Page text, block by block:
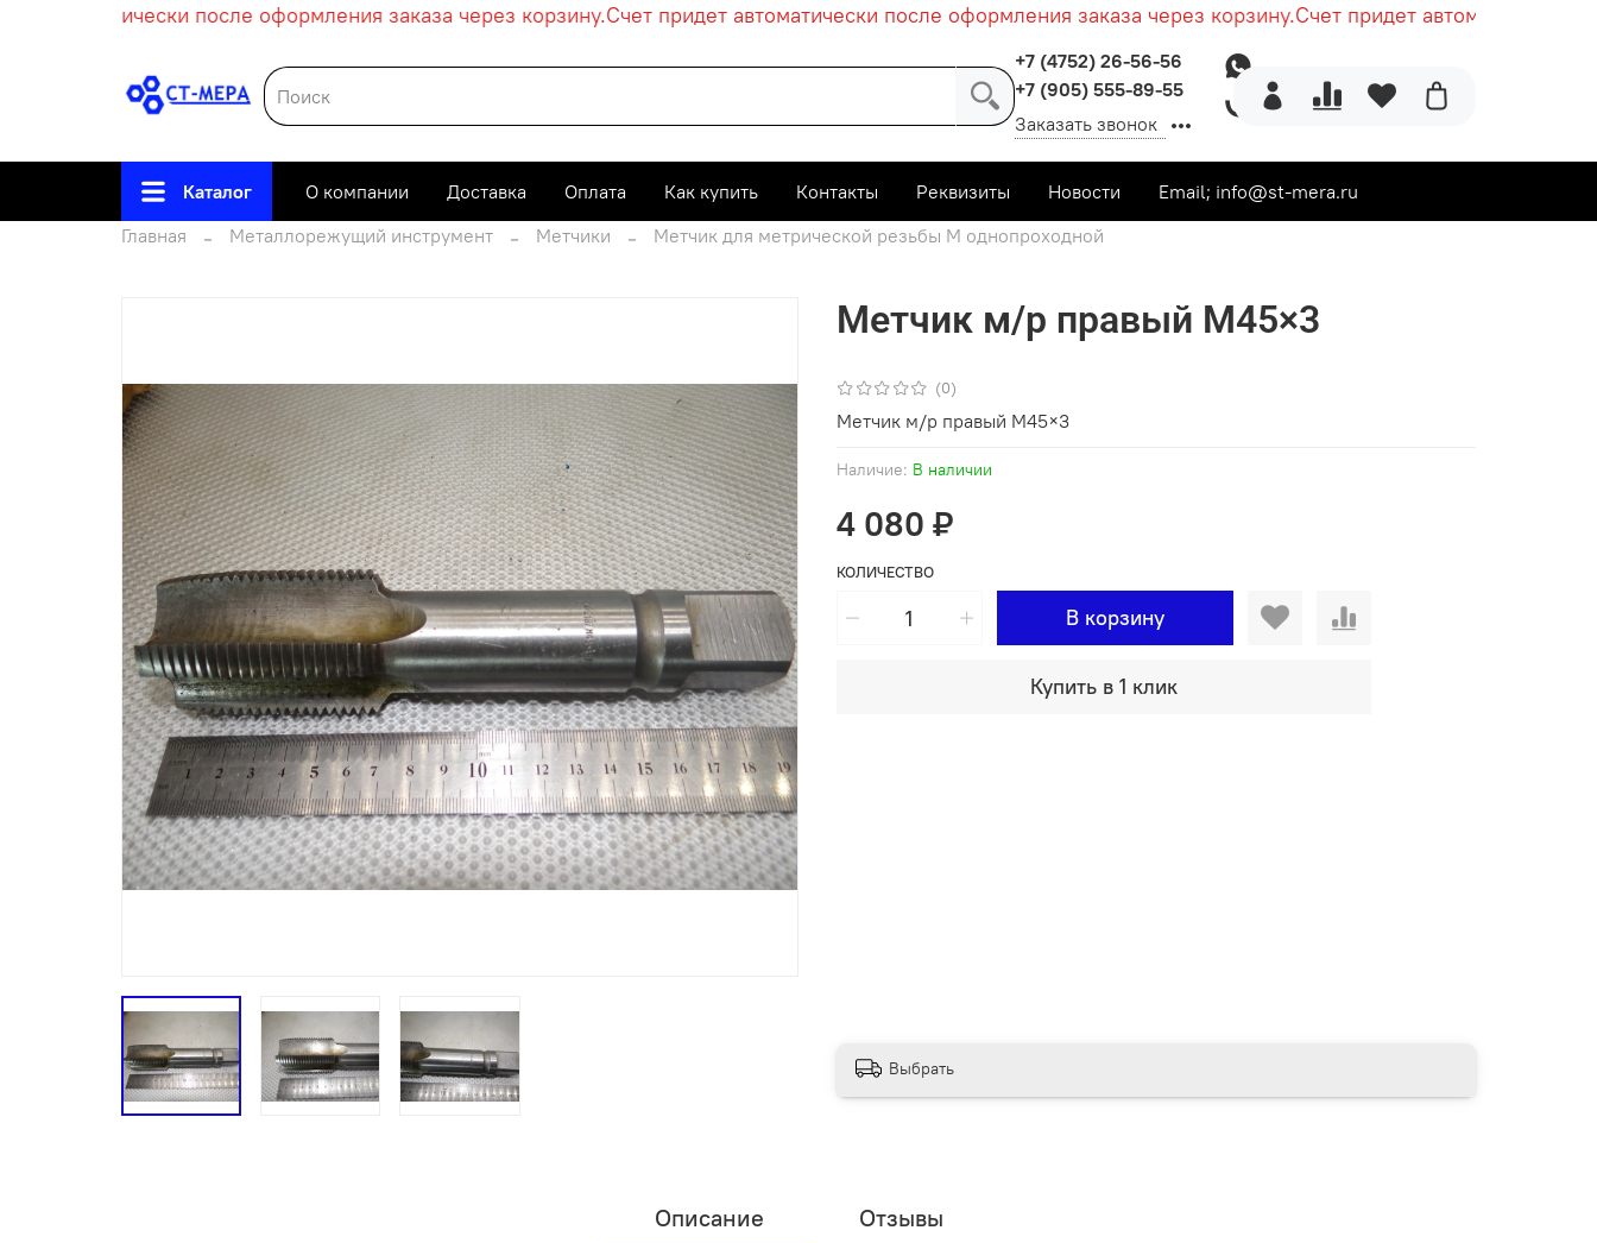
автоматически после оформления заказа через корзину.Счет придет автоматически после оформления заказа через корзину.Счет придет автоматически
+7 (4752) 26-56-56
+7 (905) 555-89-55
Заказать звонок
Каталог О компании Доставка Оплата Как купить Контакты Реквизиты Новости
Email; info@st-mera.ru
Главная
Металлорежущий инструмент Метчики Метчик для метрической резьбы М однопроходной
(0)
Наличие: В наличии
Метчик м/р правый М45×3
4 080 ₽
КОЛИЧЕСТВО
В корзину
Купить в 1 клик
Метчик м/р правый М45×3
Выбрать
Описание Отзывы